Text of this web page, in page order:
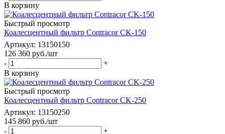
В корзину
Быстрый просмотр
Коалесцентный фильтр Contracor CK-150
Артикул: 13150150
126 360 руб./шт
-
+
В корзину
Быстрый просмотр
Коалесцентный фильтр Contracor CK-250
Артикул: 13150250
145 860 руб./шт
-
+